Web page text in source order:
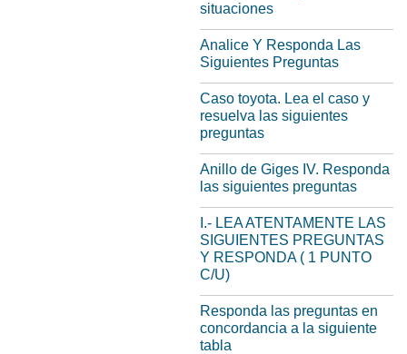
situaciones
Analice Y Responda Las
Siguientes Preguntas
Caso toyota. Lea el caso y
resuelva las siguientes
preguntas
Anillo de Giges IV. Responda
las siguientes preguntas
I.- LEA ATENTAMENTE LAS
SIGUIENTES PREGUNTAS
Y RESPONDA ( 1 PUNTO
C/U)
Responda las preguntas en
concordancia a la siguiente
tabla